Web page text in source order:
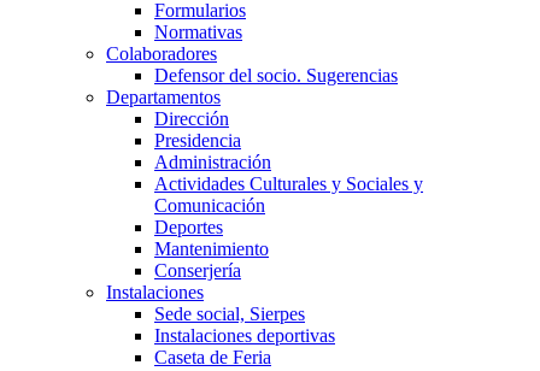
Formularios
Normativas
Colaboradores
Defensor del socio. Sugerencias
Departamentos
Dirección
Presidencia
Administración
Actividades Culturales y Sociales y
Comunicación
Deportes
Mantenimiento
Conserjería
Instalaciones
Sede social, Sierpes
Instalaciones deportivas
Caseta de Feria